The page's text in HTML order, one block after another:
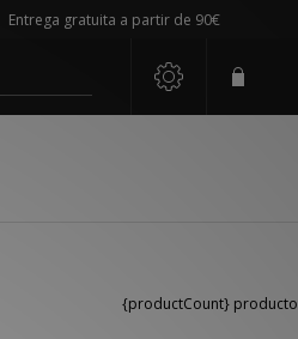
gratuita a partir de 90€
{productCount}